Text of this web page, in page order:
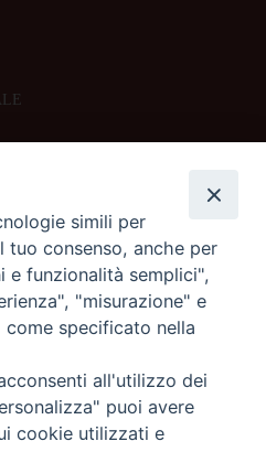
simili per
consenso, anche per
e funzionalità semplici",
"misurazione" e
specificato nella
all'utilizzo dei
puoi avere
cookie utilizzati e